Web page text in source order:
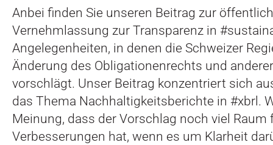
Anbei finden Sie unseren Beitrag zur
Vernehmlassung zur Transparenz in #
Angelegenheiten, in denen die Schweizer
Änderung des Obligationenrechts und
vorschlägt. Unser Beitrag konzentriert sich
das Thema Nachhaltigkeitsberichte in #xbrl.
Meinung, dass der Vorschlag noch viel Raum
Verbesserungen hat, wenn es um Klarheit